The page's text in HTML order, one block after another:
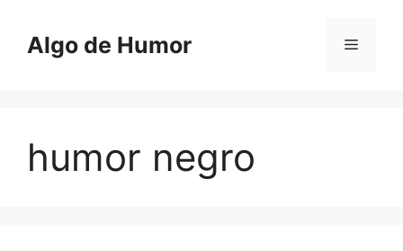
contenido
Algo de Humor Menú
humor negro